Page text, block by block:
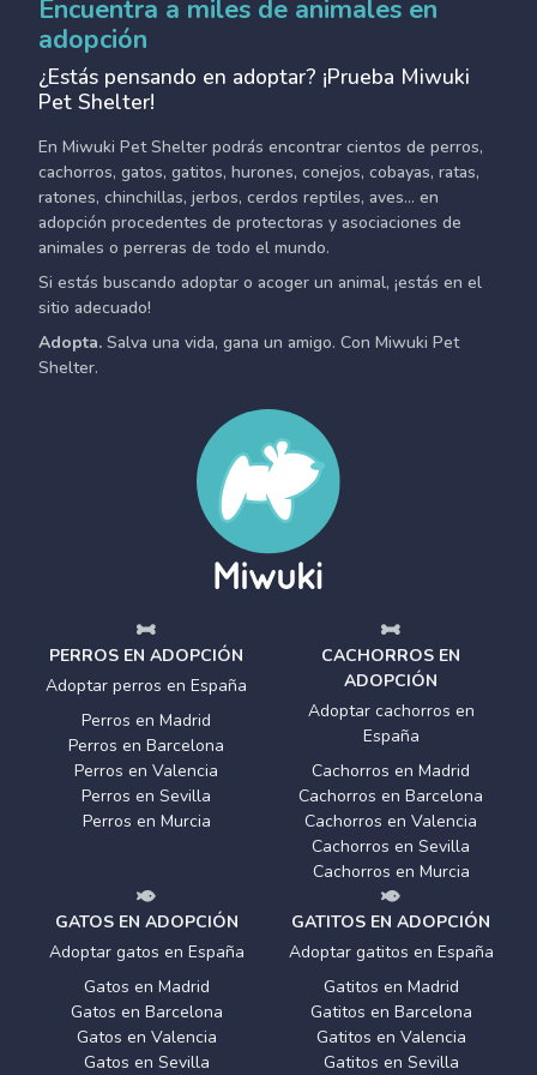
Encuentra a miles de animales en
adopción
¿Estás pensando en adoptar? ¡Prueba Miwuki
Pet Shelter!
En Miwuki Pet Shelter podrás encontrar cientos de perros,
cachorros, gatos, gatitos, hurones, conejos, cobayas, ratas,
ratones, chinchillas, jerbos, cerdos reptiles, aves... en
adopción procedentes de protectoras y asociaciones de
animales o perreras de todo el mundo.
Si estás buscando adoptar o acoger un animal, ¡estás en el
sitio adecuado!
Adopta. Salva una vida, gana un amigo. Con Miwuki Pet
Shelter.
PERROS EN ADOPCIÓN
Adoptar perros en España
Perros en Madrid
Perros en Barcelona
Perros en Valencia
Perros en Sevilla
Perros en Murcia
CACHORROS EN
ADOPCIÓN
Adoptar cachorros en
España
Cachorros en Madrid
Cachorros en Barcelona
Cachorros en Valencia
Cachorros en Sevilla
Cachorros en Murcia
GATOS EN ADOPCIÓN
Adoptar gatos en España
Gatos en Madrid
Gatos en Barcelona
Gatos en Valencia
Gatos en Sevilla
GATITOS EN ADOPCIÓN
Adoptar gatitos en España
Gatitos en Madrid
Gatitos en Barcelona
Gatitos en Valencia
Gatitos en Sevilla